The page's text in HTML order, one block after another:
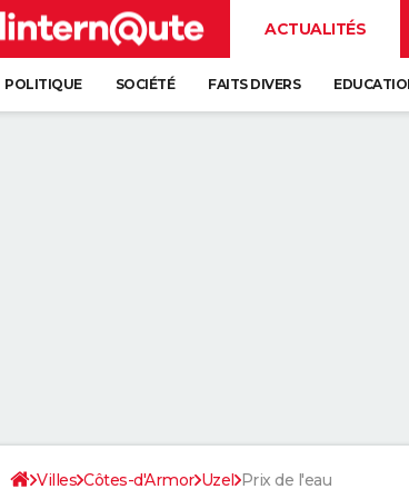
ACTUALITÉS
POLITIQUE SOCIÉTÉ FAITS DIVERS
Villes Côtes-d'Armor Uzel Prix de l'eau